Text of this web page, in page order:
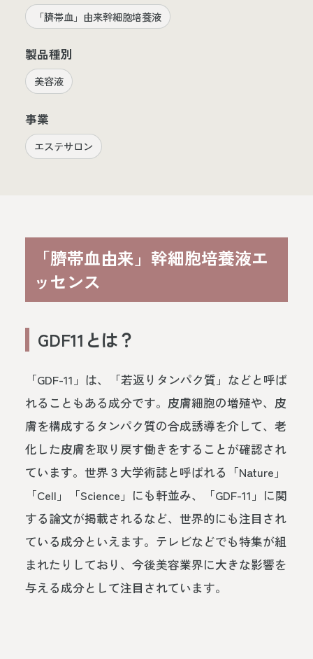
「臍帯血」由来幹細胞培養液
製品種別
美容液
事業
エステサロン
「臍帯血由来」幹細胞培養液エ
ッセンス
GDF11とは？
「GDF-11」は、「若返りタンパク質」などと呼ば
れることもある成分です。⽪膚細胞の増殖や、⽪
膚を構成するタンパク質の合成誘導を介して、⽼
化した⽪膚を取り戻す働きをすることが確認され
ています。世界３⼤学術誌と呼ばれる「Nature」
「Cell」「Science」にも軒並み、「GDF-11」に関
する論⽂が掲載されるなど、世界的にも注⽬され
ている成分といえます。テレビなどでも特集が組
まれたりしており、今後美容業界に⼤きな影響を
与える成分として注⽬されています。